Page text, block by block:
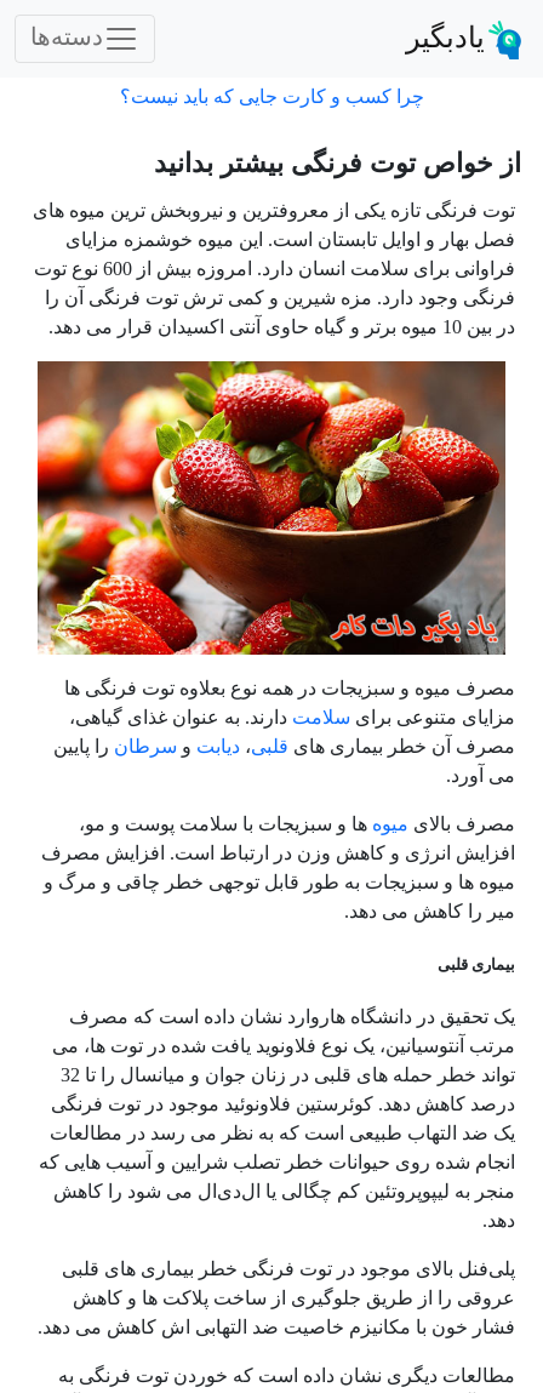
یادبگیر دسته‌ها
چرا کسب و کارت جایی که باید نیست؟
از خواص توت فرنگی بیشتر بدانید
توت فرنگی تازه یکی از معروفترین و نیروبخش ترین میوه های
فصل بهار و اوایل تابستان است. این میوه خوشمزه مزایای
فراوانی برای سلامت انسان دارد. امروزه بیش از 600 نوع توت
فرنگی وجود دارد. مزه شیرین و کمی ترش توت فرنگی آن را
در بین 10 میوه برتر و گیاه حاوی آنتی اکسیدان قرار می دهد.
مصرف میوه و سبزیجات در همه نوع بعلاوه توت فرنگی ها
مزایای متنوعی برای سلامت دارند. به عنوان غذای گیاهی،
مصرف آن خطر بیماری های قلبی، دیابت و سرطان را پایین
می آورد.
مصرف بالای میوه ها و سبزیجات با سلامت پوست و مو،
افزایش انرژی و کاهش وزن در ارتباط است. افزایش مصرف
میوه ها و سبزیجات به طور قابل توجهی خطر چاقی و مرگ و
میر را کاهش می دهد.
بیماری قلبی
یک تحقیق در دانشگاه هاروارد نشان داده است که مصرف
مرتب آنتوسیانین، یک نوع فلاونوید یافت شده در توت ها، می
تواند خطر حمله های قلبی در زنان جوان و میانسال را تا 32
درصد کاهش دهد. کوئرستین فلاونوئید موجود در توت فرنگی
یک ضد التهاب طبیعی است که به نظر می رسد در مطالعات
انجام شده روی حیوانات خطر تصلب شرایین و آسیب هایی که
منجر به لیپوپروتئین کم چگالی یا ال‌دی‌ال می شود را کاهش
دهد.
پلی‌فنل‌ بالای موجود در توت فرنگی خطر بیماری های قلبی
عروقی را از طریق جلوگیری از ساخت پلاکت ها و کاهش
فشار خون با مکانیزم خاصیت ضد التهابی اش کاهش می دهد.
مطالعات دیگری نشان داده است که خوردن توت فرنگی به